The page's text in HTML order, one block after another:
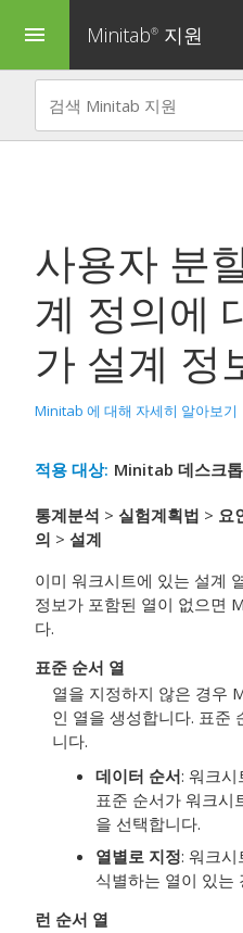
menu Minitab® 지원
사용자 분
계 정의에
가 설계 정
Minitab 에 대해 자세히 알아보기
적용 대상: Minitab 데스크
통계분석 > 실험계획법 > 요
의 > 설계
이미 워크시트에 있는 설계
정보가 포함된 열이 없으면
다.
표준 순서 열
열을 지정하지 않은 경우
인 열을 생성합니다. 표준
니다.
데이터 순서: 워크
표준 순서가 워크시
을 선택합니다.
열별로 지정: 워크시
식별하는 열이 있는
런 순서 열